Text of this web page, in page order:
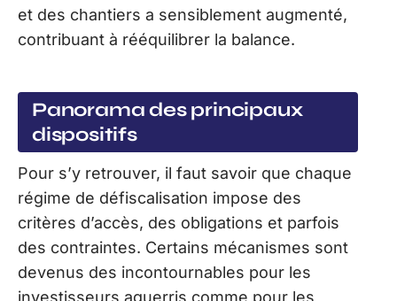
et des chantiers a sensiblement augmenté,
contribuant à rééquilibrer la balance.
Panorama des principaux
dispositifs
Pour s’y retrouver, il faut savoir que chaque
régime de défiscalisation impose des
critères d’accès, des obligations et parfois
des contraintes. Certains mécanismes sont
devenus des incontournables pour les
investisseurs aguerris comme pour les